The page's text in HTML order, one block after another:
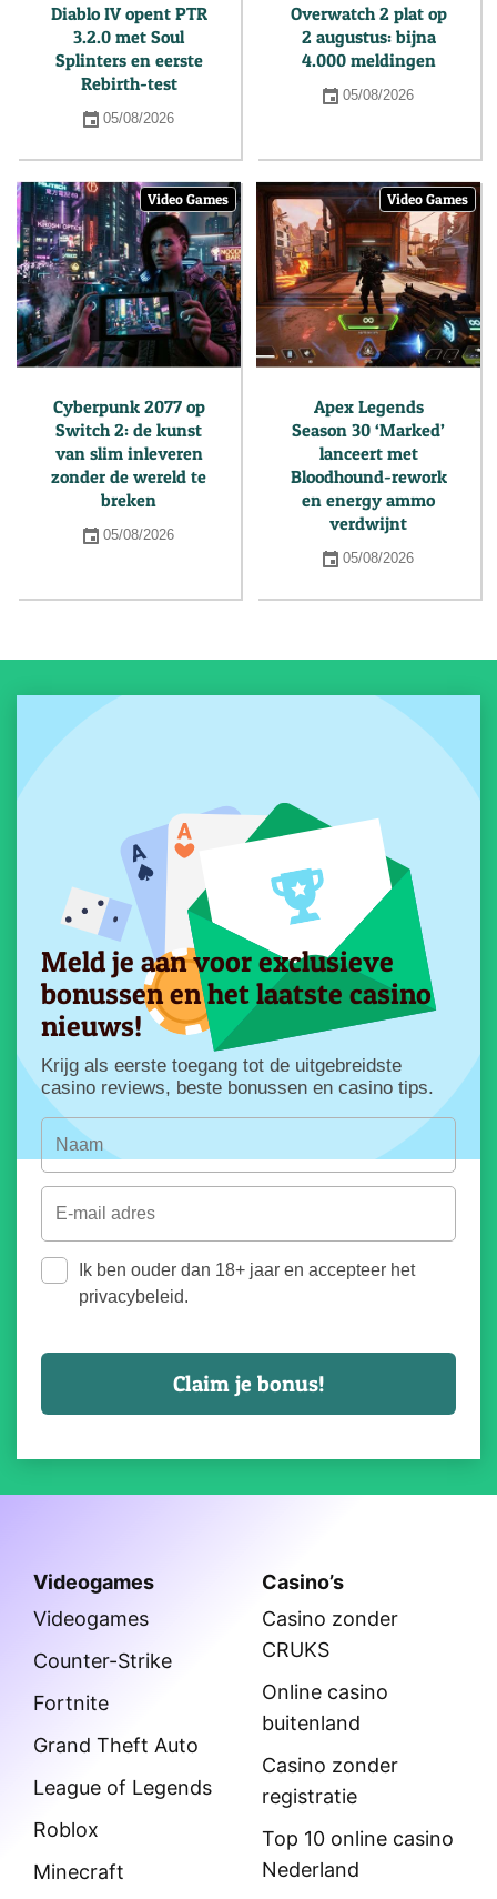
Diablo IV opent PTR
3.2.0 met Soul
Splinters en eerste
Rebirth-test
05/08/2026
Overwatch 2 plat op
2 augustus: bijna
4.000 meldingen
05/08/2026
Video Games
Cyberpunk 2077 op
Switch 2: de kunst
van slim inleveren
zonder de wereld te
breken
05/08/2026
Video Games
Apex Legends
Season 30 ‘Marked’
lanceert met
Bloodhound-rework
en energy ammo
verdwijnt
05/08/2026
Meld je aan voor exclusieve
bonussen en het laatste casino
nieuws!
Krijg als eerste toegang tot de uitgebreidste
casino reviews, beste bonussen en casino tips.
Ik ben ouder dan 18+ jaar en accepteer het
privacybeleid.
Videogames
Videogames
Counter-Strike
Fortnite
Grand Theft Auto
League of Legends
Roblox
Minecraft
Casino’s
Casino zonder
CRUKS
Online casino
buitenland
Casino zonder
registratie
Top 10 online casino
Nederland